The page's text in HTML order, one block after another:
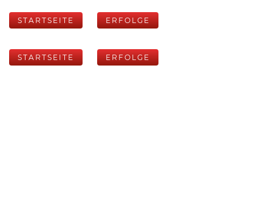
STARTSEITE ERFOLGE
STARTSEITE ERFOLGE